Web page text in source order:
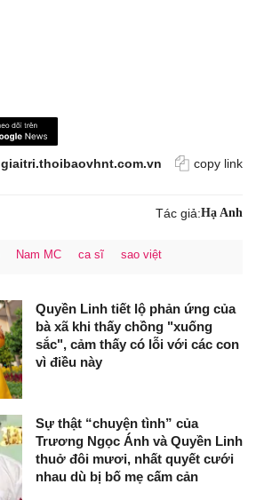
giaitri.thoibaovhnt.com.vn copy link
Tác giả:Hạ Anh
Nam MC ca sĩ sao việt
Quyền Linh tiết lộ phản ứng của
bà xã khi thấy chồng "xuống
sắc", cảm thấy có lỗi với các con
vì điều này
Sự thật “chuyện tình” của
Trương Ngọc Ánh và Quyền Linh
thuở đôi mươi, nhất quyết cưới
nhau dù bị bố mẹ cấm cản